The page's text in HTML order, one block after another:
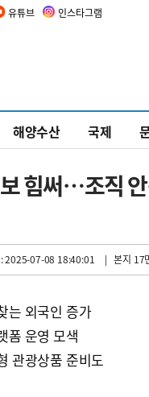
유튜브 인스타그램
해양수산 국제
힘써…조직
2025-07-08 18:40:01 | 본지 17
는 외국인 증가
폼 운영 모색
관광상품 준비도